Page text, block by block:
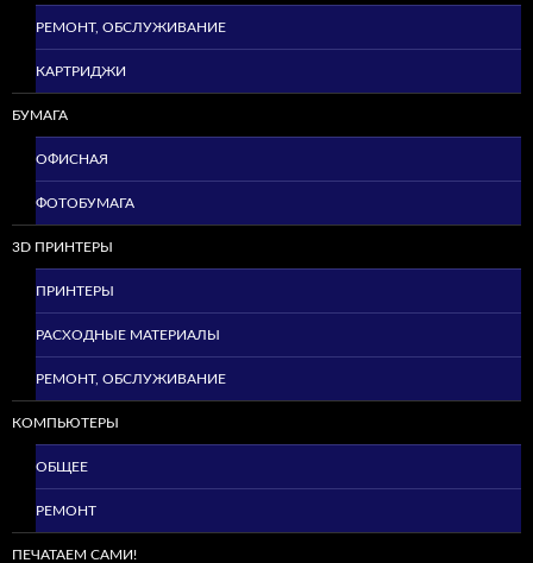
РЕМОНТ, ОБСЛУЖИВАНИЕ
КАРТРИДЖИ
БУМАГА
ОФИСНАЯ
ФОТОБУМАГА
3D ПРИНТЕРЫ
ПРИНТЕРЫ
РАСХОДНЫЕ МАТЕРИАЛЫ
РЕМОНТ, ОБСЛУЖИВАНИЕ
КОМПЬЮТЕРЫ
ОБЩЕЕ
РЕМОНТ
ПЕЧАТАЕМ САМИ!